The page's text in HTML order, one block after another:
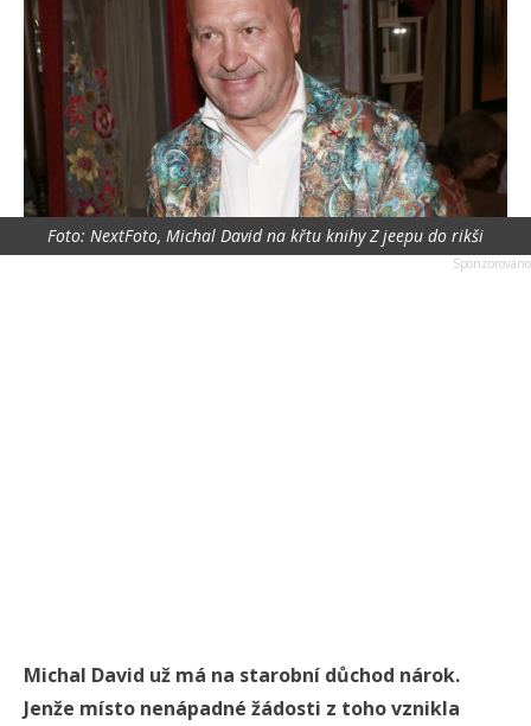
Foto: NextFoto, Michal David na křtu knihy Z jeepu do rikši
Michal David už má na starobní důchod nárok.
Jenže místo nenápadné žádosti z toho vznikla